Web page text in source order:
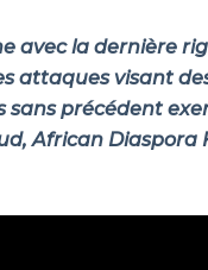
avec la dernière
attaques visant
sans précédent
African Diaspora